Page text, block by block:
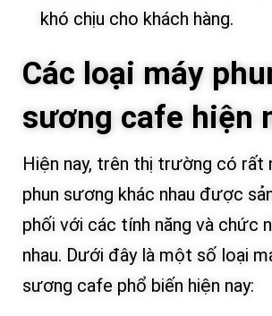
khó chịu cho khách hàng.
Các loại máy
sương cafe hiện
Hiện nay, trên thị trường có rất
phun sương khác nhau được
phối với các tính năng và chức
nhau. Dưới đây là một số loại
sương cafe phổ biến hiện nay: